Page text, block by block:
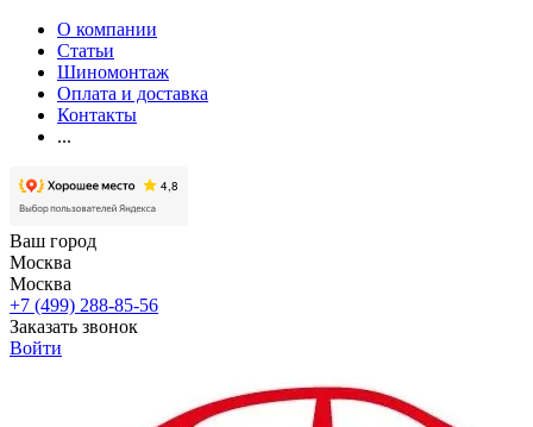
О компании
Статьи
Шиномонтаж
Оплата и доставка
Контакты
...
Ваш город
Москва
Москва
+7 (499) 288-85-56
Заказать звонок
Войти